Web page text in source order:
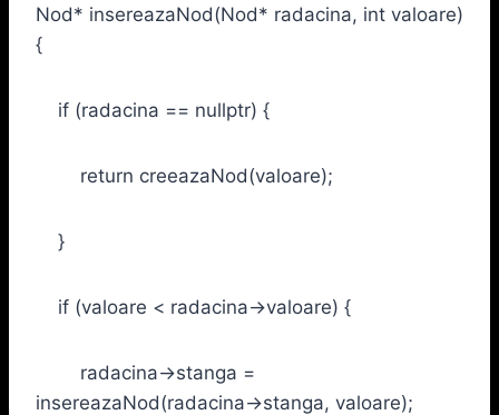
Nod* insereazaNod(Nod* radacina, int valoare)
{
if (radacina == nullptr) {
return creeazaNod(valoare);
}
if (valoare < radacina->valoare) {
radacina->stanga =
insereazaNod(radacina->stanga, valoare);